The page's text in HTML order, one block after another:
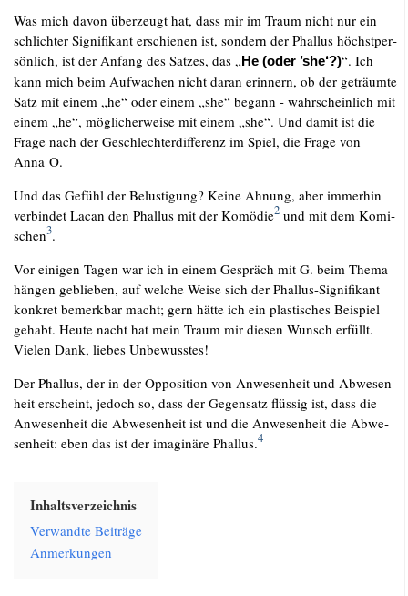
Was mich davon über­zeugt hat, dass mir im Traum nicht nur ein
schlich­ter Signi­fi­kant erschie­nen ist, son­dern der Phal­lus höchst­per­
sön­lich, ist der Anfang des Sat­zes, das „He (oder ’she‘?)“. Ich
kann mich beim Auf­wa­chen nicht dar­an erin­nern, ob der geträum­te
Satz mit einem „he“ oder einem „she“ begann - wahr­schein­lich mit
einem „he“, mög­li­cher­wei­se mit einem „she“. Und damit ist die
Fra­ge nach der Geschlech­ter­dif­fe­renz im Spiel, die Fra­ge von
Anna O.
Und das Gefühl der Belus­ti­gung? Kei­ne Ahnung, aber immer­hin
ver­bin­det Lacan den Phal­lus mit der Komö­die2und mit dem Komi­
schen3.
Vor eini­gen Tagen war ich in einem Gespräch mit G. beim The­ma
hän­gen geblie­ben, auf wel­che Wei­se sich der Phal­lus-Signi­fi­kant
kon­kret bemerk­bar macht; gern hät­te ich ein plas­ti­sches Bei­spiel
gehabt. Heu­te nacht hat mein Traum mir die­sen Wunsch erfüllt.
Vie­len Dank, lie­bes Unbewusstes!
Der Phal­lus, der in der Oppo­si­ti­on von Anwe­sen­heit und Abwe­sen­
heit erscheint, jedoch so, dass der Gegen­satz flüs­sig ist, dass die
Anwe­sen­heit die Abwe­sen­heit ist und die Anwe­sen­heit die Abwe­
sen­heit: eben das ist der ima­gi­nä­re Phal­lus.4
Inhalts­ver­zeich­nis
Ver­wand­te Beiträge
Anmer­kun­gen